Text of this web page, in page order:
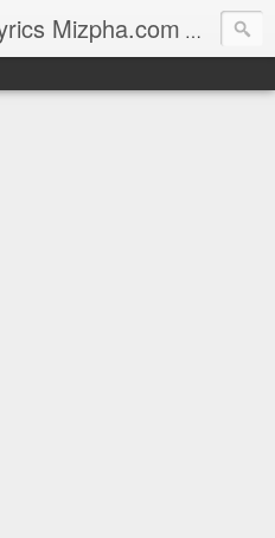
Mizpha.com Hindi